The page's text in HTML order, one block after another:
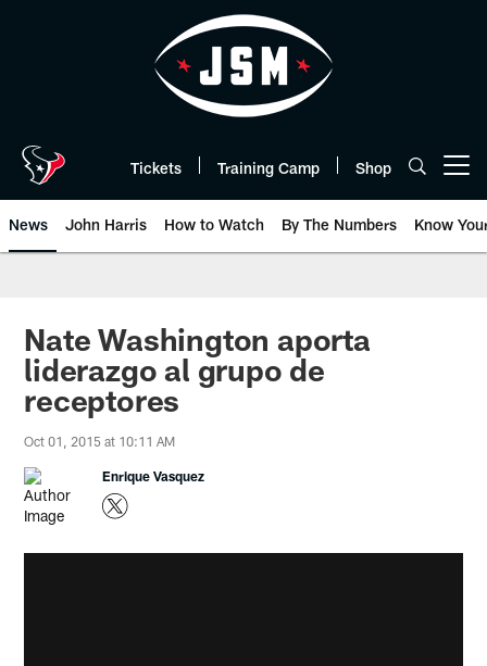
Tickets Training Camp Shop
News John Harris How to Watch By The Numbers Know
Nate Washington aporta
liderazgo al grupo de
receptores
Oct 01, 2015 at 10:11 AM
Enrique Vasquez